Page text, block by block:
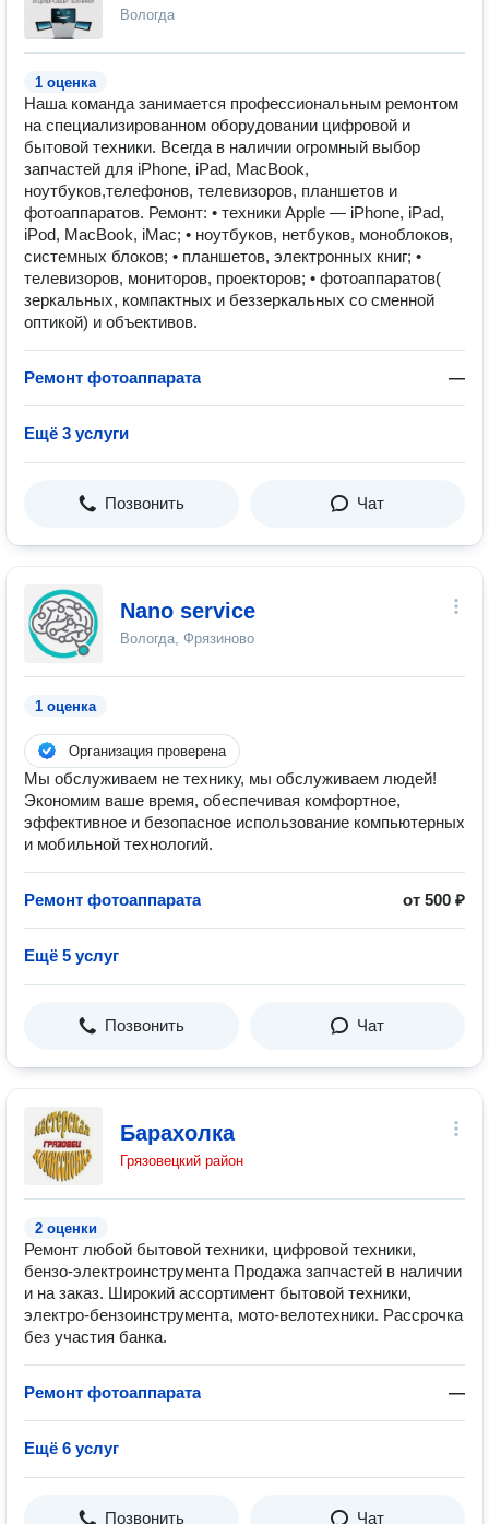
Вологда
1 оценка
Наша команда занимается профессиональным ремонтом
на специализированном оборудовании цифровой и
бытовой техники. Всегда в наличии огромный выбор
запчастей для iPhone, iPad, MacBook,
ноутбуков,телефонов, телевизоров, планшетов и
фотоаппаратов. Ремонт: • техники Apple — iPhone, iPad,
iPod, MacBook, iMac; • ноутбуков, нетбуков, моноблоков,
системных блоков; • планшетов, электронных книг; •
телевизоров, мониторов, проекторов; • фотоаппаратов(
зеркальных, компактных и беззеркальных со сменной
оптикой) и объективов.
Ремонт фотоаппарата —
Ещё 3 услуги
Позвонить Чат
Nano service
Вологда, Фрязиново
1 оценка
Организация проверена
Мы обслуживаем не технику, мы обслуживаем людей!
Экономим ваше время, обеспечивая комфортное,
эффективное и безопасное использование компьютерных
и мобильной технологий.
Ремонт фотоаппарата от 500 ₽
Ещё 5 услуг
Позвонить Чат
Барахолка
Грязовецкий район
2 оценки
Ремонт любой бытовой техники, цифровой техники,
бензо-электроинструмента Продажа запчастей в наличии
и на заказ. Широкий ассортимент бытовой техники,
электро-бензоинструмента, мото-велотехники. Рассрочка
без участия банка.
Ремонт фотоаппарата —
Ещё 6 услуг
Позвонить Чат